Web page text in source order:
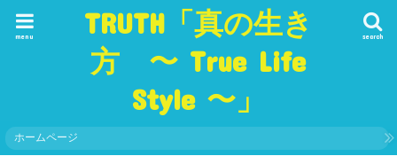
TRUTH「真の生き
方 〜 True Life
Style 〜」
search
menu
ホームページ